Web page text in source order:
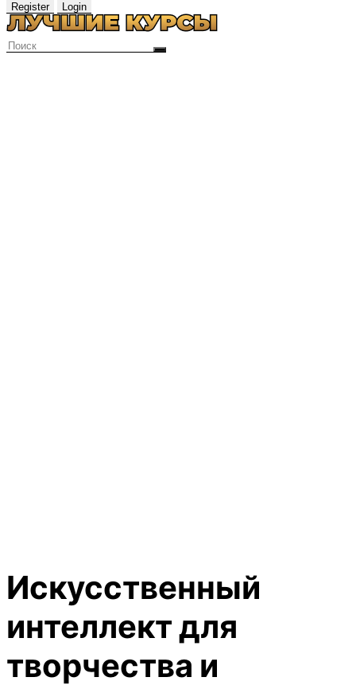
Register Login
Искусственный
интеллект для
творчества и